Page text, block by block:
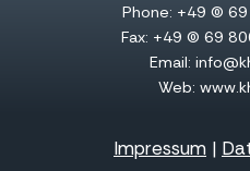
Phone: +49 (0)
Fax: +49 (0) 69
Email:
Web:
Impressum |